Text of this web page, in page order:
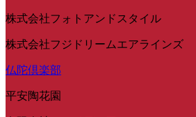
株式会社フォトアンドスタイル
株式会社フジドリームエアラインズ
仏陀倶楽部
平安陶花園